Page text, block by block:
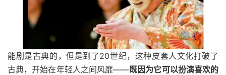
能剧是古典的，但是到了20世纪，这种皮套人文化打破了
古典，开始在年轻人之间风靡——既因为它可以扮演喜欢的